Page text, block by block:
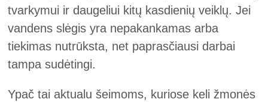
tvarkymui ir daugeliui kitų kasdienių veiklų. Jei
vandens slėgis yra nepakankamas arba
tiekimas nutrūksta, net paprasčiausi darbai
tampa sudėtingi.
Ypač tai aktualu šeimoms, kuriose keli žmonės